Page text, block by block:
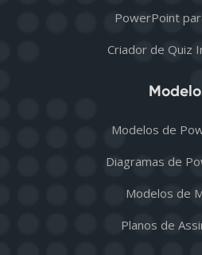
PowerPoint
Criador de Quiz
Modelos de
Diagramas de
Modelos de
Planos de